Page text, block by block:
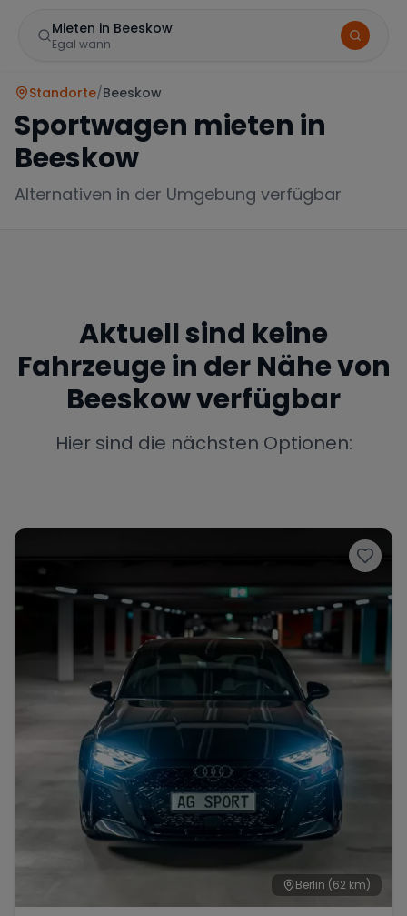
Mieten in Beeskow
Egal wann
Mercedes BMW Audi
Chevrolet Dodge
Bentley Rolls Royce Aston Martin
Bugatti Lotus Maserati
Standorte/Beeskow
Sportwagen mieten in
Beeskow
Alternativen in der Umgebung verfügbar
Aktuell sind keine
Fahrzeuge in der Nähe von
Beeskowverfügbar
Hier sind die nächsten Optionen:
Berlin (62 km)